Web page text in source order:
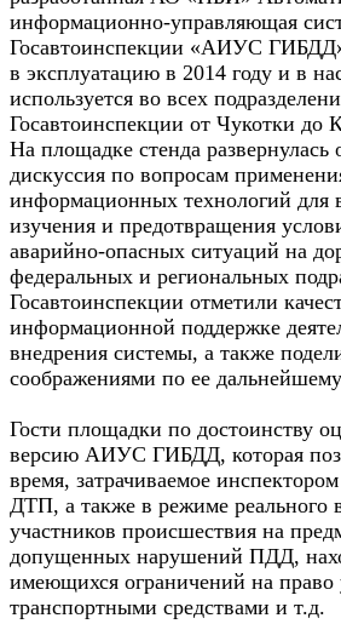
информационно-управляющая
Госавтоинспекции «АИУС
в эксплуатацию в 2014 году и в
используется во всех
Госавтоинспекции от Чукотки до
На площадке стенда развернулась
дискуссия по вопросам
информационных технологий для
изучения и предотвращения
аварийно-опасных ситуаций на
федеральных и региональных
Госавтоинспекции отметили
информационной поддержке
внедрения системы, а также
соображениями по ее
Гости площадки по достоинству
версию АИУС ГИБДД, которая
время, затрачиваемое
ДТП, а также в режиме реального
участников происшествия на
допущенных нарушений ПДД,
имеющихся ограничений на право
транспортными средствами и т.д.